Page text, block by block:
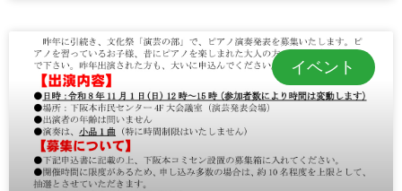
イベント